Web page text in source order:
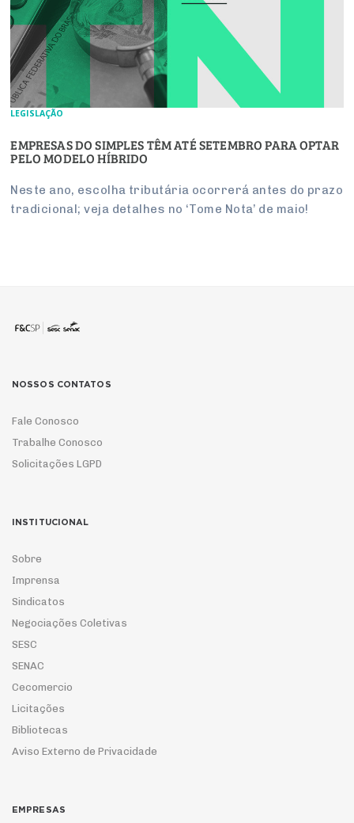
LEGISLAÇÃO
EMPRESAS DO SIMPLES TÊM ATÉ SETEMBRO PARA OPTAR
PELO MODELO HÍBRIDO
Neste ano, escolha tributária ocorrerá antes do prazo
tradicional; veja detalhes no ‘Tome Nota’ de maio!
NOSSOS CONTATOS
Fale Conosco
Trabalhe Conosco
Solicitações LGPD
INSTITUCIONAL
Sobre
Imprensa
Sindicatos
Negociações Coletivas
SESC
SENAC
Cecomercio
Licitações
Bibliotecas
Aviso Externo de Privacidade
EMPRESAS